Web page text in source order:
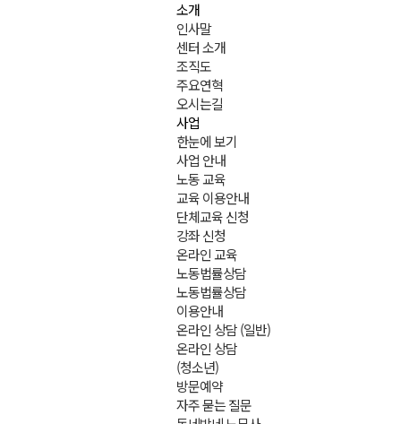
소개
인사말
센터 소개
조직도
주요연혁
오시는길
사업
한눈에 보기
사업 안내
노동 교육
교육 이용안내
단체교육 신청
강좌 신청
온라인 교육
노동법률상담
노동법률상담
이용안내
온라인 상담 (일반)
온라인 상담
(청소년)
방문예약
자주 묻는 질문